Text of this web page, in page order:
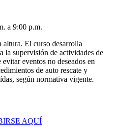
a 9:00 p.m.
altura. El curso desarrolla
la supervisión de actividades de
eventos no deseados en
de auto rescate y
según normativa vigente.
AQUÍ